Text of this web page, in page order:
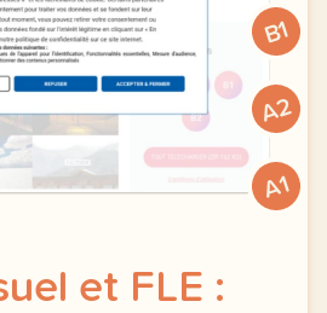
B1
A2
A1
et FLE :